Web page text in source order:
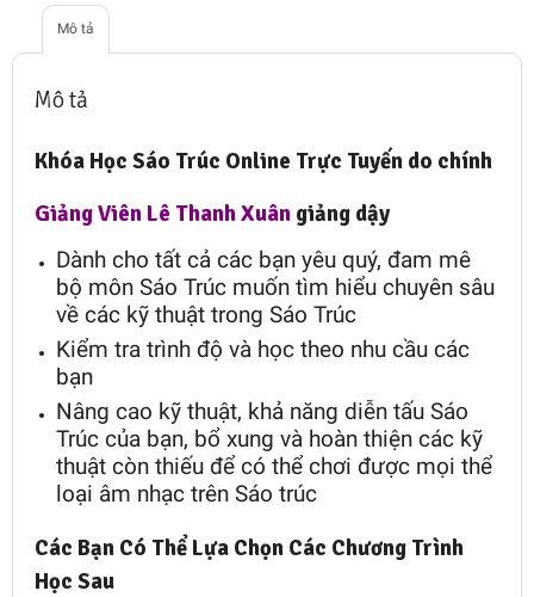
lượng
Mô tả
Mô tả
Khóa Học Sáo Trúc Online Trực Tuyến do chính
Giảng Viên Lê Thanh Xuân giảng dậy
Dành cho tất cả các bạn yêu quý, đam mê
bộ môn Sáo Trúc muốn tìm hiểu chuyên sâu
về các kỹ thuật trong Sáo Trúc
Kiểm tra trình độ và học theo nhu cầu các
bạn
Nâng cao kỹ thuật, khả năng diễn tấu Sáo
Trúc của bạn, bổ xung và hoàn thiện các kỹ
thuật còn thiếu để có thể chơi được mọi thể
loại âm nhạc trên Sáo trúc
Các Bạn Có Thể Lựa Chọn Các Chương Trình
Học Sau